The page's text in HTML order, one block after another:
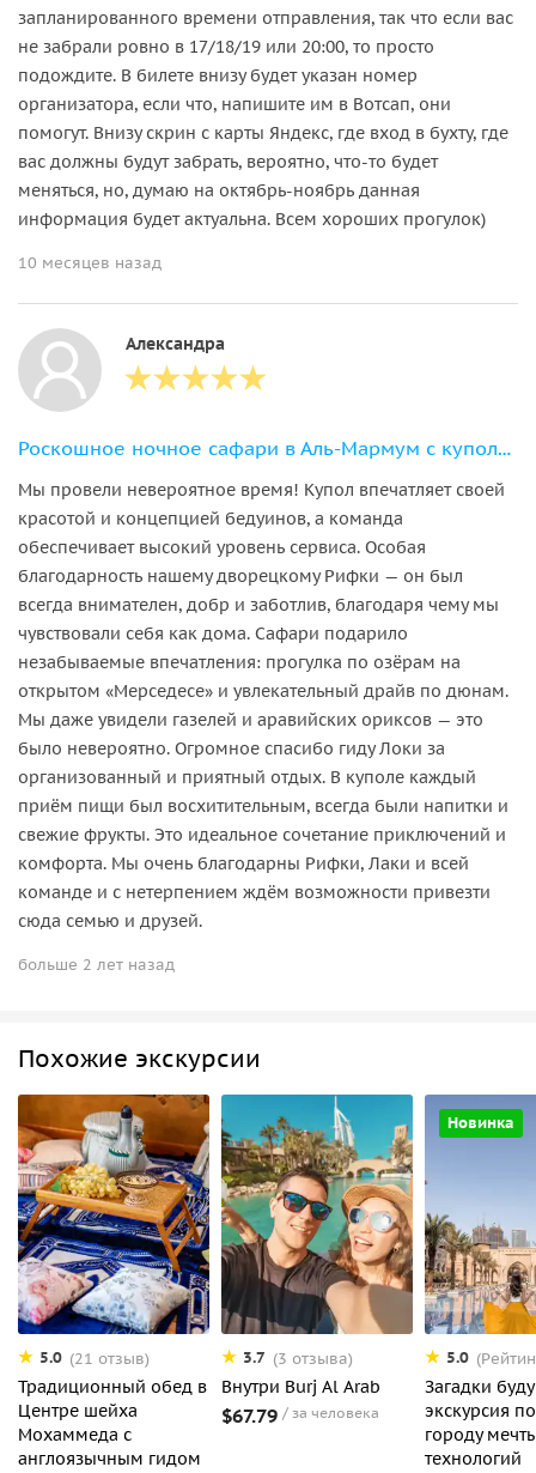
запланированного времени отправления, так что если вас
не забрали ровно в 17/18/19 или 20:00, то просто
подождите. В билете внизу будет указан номер
организатора, если что, напишите им в Вотсап, они
помогут. Внизу скрин с карты Яндекс, где вход в бухту, где
вас должны будут забрать, вероятно, что-то будет
меняться, но, думаю на октябрь-ноябрь данная
информация будет актуальна. Всем хороших прогулок)
10 месяцев назад
Александра
Роскошное ночное сафари в Аль-Мармум с куполом и наблюдением за звёздами
Мы провели невероятное время! Купол впечатляет своей
красотой и концепцией бедуинов, а команда
обеспечивает высокий уровень сервиса. Особая
благодарность нашему дворецкому Рифки — он был
всегда внимателен, добр и заботлив, благодаря чему мы
чувствовали себя как дома. Сафари подарило
незабываемые впечатления: прогулка по озёрам на
открытом «Мерседесе» и увлекательный драйв по дюнам.
Мы даже увидели газелей и аравийских ориксов — это
было невероятно. Огромное спасибо гиду Локи за
организованный и приятный отдых. В куполе каждый
приём пищи был восхитительным, всегда были напитки и
свежие фрукты. Это идеальное сочетание приключений и
комфорта. Мы очень благодарны Рифки, Лаки и всей
команде и с нетерпением ждём возможности привезти
сюда семью и друзей.
больше 2 лет назад
Похожие экскурсии
5.0 (21 отзыв)
Традиционный обед в
Центре шейха
Мохаммеда с
англоязычным гидом
3.7 (3 отзыва)
Внутри Burj Al Arab
$67.79 за человека
Новинка
5.0
Загадки
экскурсия
городу
технологий